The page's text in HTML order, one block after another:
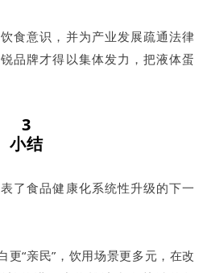
食意识，并为产业发展疏通法律
品牌才得以集体发力，把液体蛋
3
小结
了食品健康化系统性升级的下一
更“亲民”，饮用场景更多元，在改